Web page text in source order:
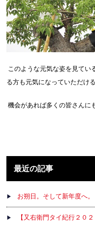
このような元気な姿を見てい
る方も元気になっていただける
機会があれば多くの皆さんに
最近の記事
お朔日。そして新年度へ。
【又右衛門タイ紀行２０